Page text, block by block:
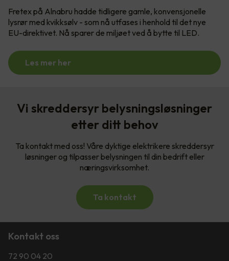
Fretex på Alnabru hadde tidligere gamle, konvensjonelle
lysrør med kvikksølv - som nå utfases i henhold til det nye
EU-direktivet. Nå sparer de miljøet ved å bytte til LED.
Les mer her
Vi skreddersyr belysningsløsninger
etter ditt behov
Ta kontakt med oss! Våre dyktige elektrikere skreddersyr
løsninger og tilpasser belysningen til din bedrift eller
næringsvirksomhet.
Ta kontakt
Kontakt oss
72 90 04 20